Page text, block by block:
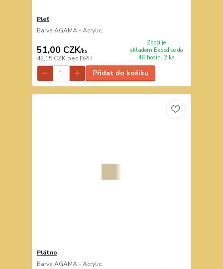
Pleť
Barva AGAMA - Acrylic.
51,00 CZK/ks
42,15 CZK bez DPH
Zboží je
skladem.Expedice do
48 hodin. 2 ks
Přidat do košíku
Plátno
Barva AGAMA - Acrylic.